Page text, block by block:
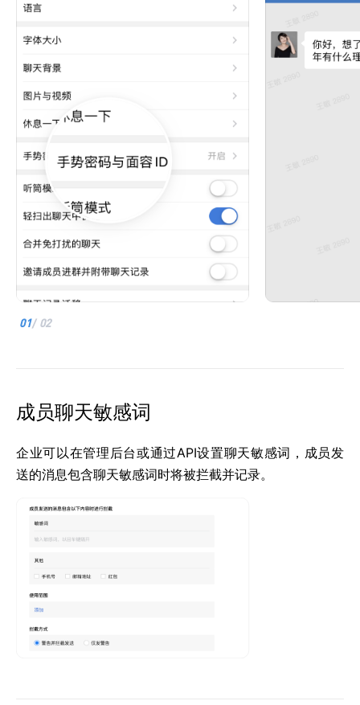
01 / 02
成员聊天敏感词
企业可以在管理后台或通过API设置聊天敏感词，成员发
送的消息包含聊天敏感词时将被拦截并记录。